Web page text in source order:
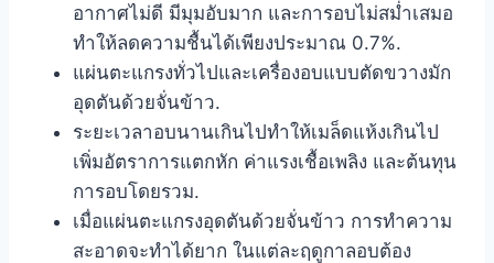
อากาศไม่ดี มีมุมอับมาก และการอบไม่สม่ำเสมอ
ทำให้ลดความชื้นได้เพียงประมาณ 0.7%.
แผ่นตะแกรงทั่วไปและเครื่องอบแบบตัดขวางมัก
อุดตันด้วยจั่นข้าว.
ระยะเวลาอบนานเกินไปทำให้เมล็ดแห้งเกินไป
เพิ่มอัตราการแตกหัก ค่าแรงเชื้อเพลิง และต้นทุน
การอบโดยรวม.
เมื่อแผ่นตะแกรงอุดตันด้วยจั่นข้าว การทำความ
สะอาดจะทำได้ยาก ในแต่ละฤดูกาลอบต้อง